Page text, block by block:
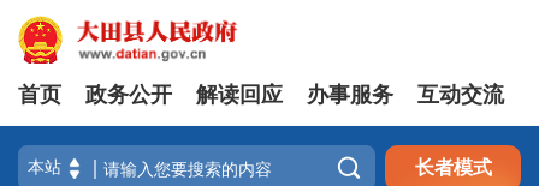
首页 政务公开 解读回应 办事服务 互动交流
 长者模式